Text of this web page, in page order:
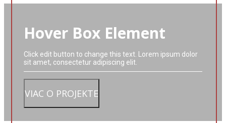
Hover Box Element
Click edit button to change this text. Lorem ipsum dolor
sit amet, consectetur adipiscing elit.
VIAC O PROJEKTE